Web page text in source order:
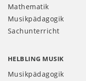
Mathematik
Musikpädagogik
Sachunterricht
HELBLING MUSIK
Musikpädagogik